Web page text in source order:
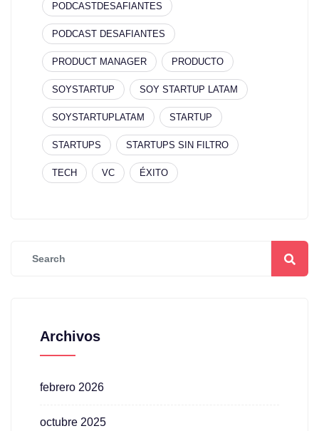
PODCASTDESAFIANTES
PODCAST DESAFIANTES
PRODUCT MANAGER PRODUCTO
SOYSTARTUP SOY STARTUP LATAM
SOYSTARTUPLATAM STARTUP
STARTUPS STARTUPS SIN FILTRO
TECH VC ÉXITO
Archivos
febrero 2026
octubre 2025